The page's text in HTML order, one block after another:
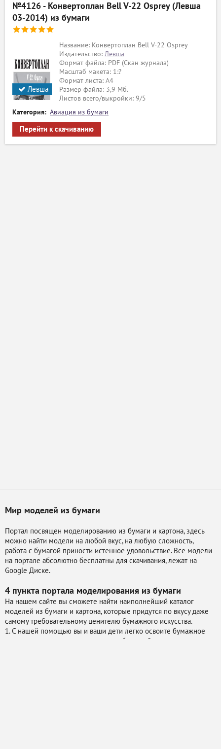
№4126 - Конвертоплан Bell V-22 Osprey (Левша
03-2014) из бумаги
Левша
Название: Конвертоплан Bell V-22 Osprey
Издательство: Левша
Формат файла: PDF (Скан журнала)
Масштаб макета: 1:?
Формат листа: А4
Размер файла: 3,9 Мб.
Листов всего/выкройки: 9/5
Категория: Авиация из бумаги
Перейти к скачиванию
Мир моделей из бумаги
Портал посвящен моделированию из бумаги и картона, здесь
можно найти модели на любой вкус, на любую сложность,
работа с бумагой приности истенное удовольствие. Все модели
на портале абсолютно бесплатны для скачивания, лежат на
Google Диске.
4 пункта портала моделирования из бумаги
На нашем сайте вы сможете найти наиполнейший каталог
моделей из бумаги и картона, которые придутся по вкусу даже
самому требовательному ценителю бумажного искусства.
1. С нашей помощью вы и ваши дети легко освоите бумажное
моделирование во всем его многообразии. Здесь вы